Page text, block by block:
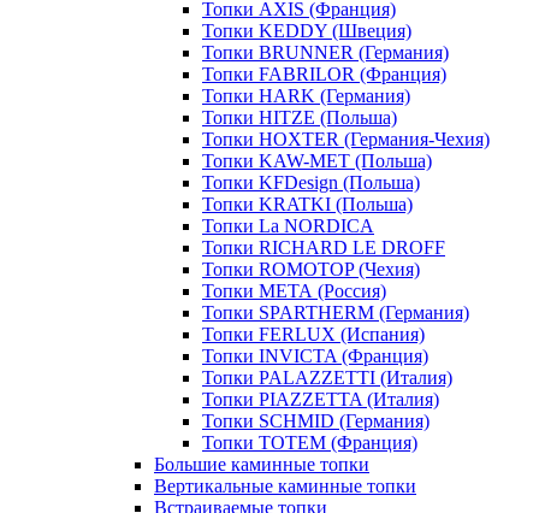
Топки AXIS (Франция)
Топки KEDDY (Швеция)
Топки BRUNNER (Германия)
Топки FABRILOR (Франция)
Топки HARK (Германия)
Топки HITZE (Польша)
Топки HOXTER (Германия-Чехия)
Топки KAW-MET (Польша)
Топки KFDesign (Польша)
Топки KRATKI (Польша)
Топки La NORDICA
Топки RICHARD LE DROFF
Топки ROMOTOP (Чехия)
Топки МЕТА (Россия)
Топки SPARTHERM (Германия)
Топки FERLUX (Испания)
Топки INVICTA (Франция)
Топки PALAZZETTI (Италия)
Топки PIAZZETTA (Италия)
Топки SCHMID (Германия)
Топки TOTEM (Франция)
Большие каминные топки
Вертикальные каминные топки
Встраиваемые топки